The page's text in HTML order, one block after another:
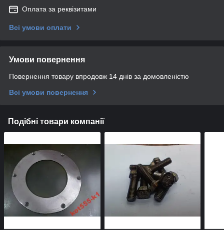
Оплата за реквізитами
Всі умови оплати
Умови повернення
Повернення товару впродовж 14 днів за домовленістю
Всі умови повернення
Подібні товари компанії